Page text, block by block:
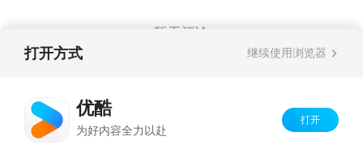
暂无评论
打开方式 继续使用浏览器
优酷
为好内容全力以赴
打开